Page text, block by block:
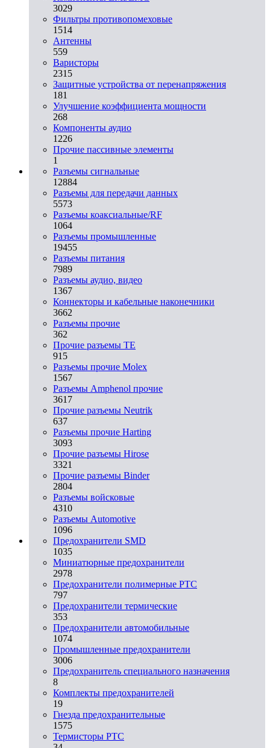
3029
Фильтры противопомеховые
1514
Антенны
559
Варисторы
2315
Защитные устройства от перенапряжения
181
Улучшение коэффициента мощности
268
Компоненты аудио
1226
Прочие пассивные элементы
1
Разъeмы сигнальные
12884
Разъeмы для передачи данных
5573
Разъeмы коаксиальные/RF
1064
Разъeмы промышленные
19455
Разъeмы питания
7989
Разъeмы аудио, видео
1367
Коннекторы и кабельные наконечники
3662
Разъeмы прочие
362
Прочие разъемы TE
915
Разъемы прочие Molex
1567
Разъемы Amphenol прочие
3617
Прочие разъемы Neutrik
637
Разъемы прочие Harting
3093
Прочие разъемы Hirose
3321
Прочие разъемы Binder
2804
Разъемы войсковые
4310
Разъeмы Automotive
1096
Предохранители SMD
1035
Миниатюрные предохранители
2978
Предохранители полимерные PTC
797
Предохранители термические
353
Предохранители автомобильные
1074
Промышленные предохранители
3006
Предохранитель специального назначения
8
Комплекты предохранителей
19
Гнезда предохранительные
1575
Термисторы PTC